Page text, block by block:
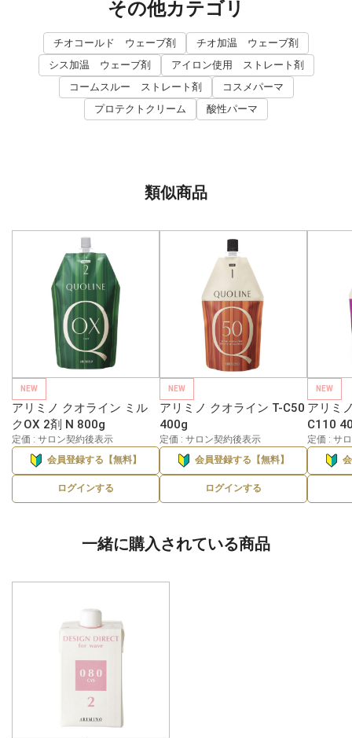
その他カテゴリ
チオコールド ウェーブ剤
チオ加温 ウェーブ剤
シス加温 ウェーブ剤
アイロン使用 ストレート剤
コームスルー ストレート剤
コスメパーマ
プロテクトクリーム
酸性パーマ
類似商品
NEW
アリミノ クオライン ミル
クOX 2剤 N 800g
定価 : サロン契約後表示
会員登録する【無料】
ログインする
NEW
アリミノ クオライン T-C50
400g
定価 : サロン契約後表示
会員登録する【無料】
ログインする
NEW
アリミ
C110
定価 : サ
一緒に購入されている商品